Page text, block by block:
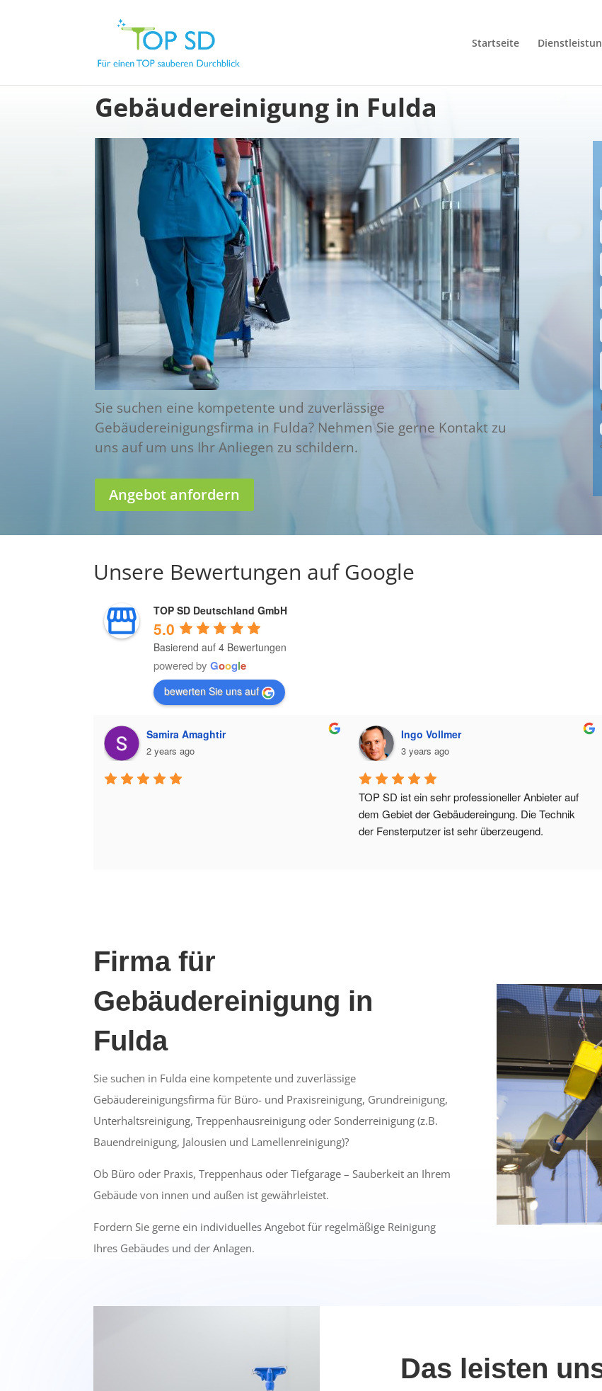
Startseite
Gebäudereinigung in Fulda
Sie suchen eine kompetente und zuverlässige
Gebäudereinigungsfirma in Fulda? Nehmen Sie gerne Kontakt zu
uns auf um uns Ihr Anliegen zu schildern.
Angebot anfordern
Unsere Bewertungen auf Google
TOP SD Deutschland GmbH
5.0
Basierend auf 4 Bewertungen
powered by Google
bewerten Sie uns auf
Samira Amaghtir
2 years ago
Ingo Vollmer
3 years ago
TOP SD ist ein sehr professioneller Anbieter auf
dem Gebiet der Gebäudereingung. Die Technik
der Fensterputzer ist sehr überzeugend.
Firma für
Gebäudereinigung in
Fulda
Sie suchen in Fulda eine kompetente und zuverlässige
Gebäudereinigungsfirma für Büro- und Praxisreinigung, Grundreinigung,
Unterhaltsreinigung, Treppenhausreinigung oder Sonderreinigung (z.B.
Bauendreinigung, Jalousien und Lamellenreinigung)?
Ob Büro oder Praxis, Treppenhaus oder Tiefgarage – Sauberkeit an Ihrem
Gebäude von innen und außen ist gewährleistet.
Fordern Sie gerne ein individuelles Angebot für regelmäßige Reinigung
Ihres Gebäudes und der Anlagen.
Das leisten